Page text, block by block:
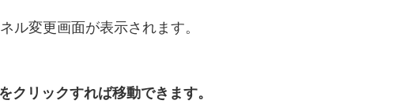
ル変更画面が表示されます。
クリックすれば移動できます。